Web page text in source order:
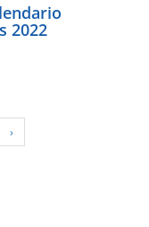
2022
›